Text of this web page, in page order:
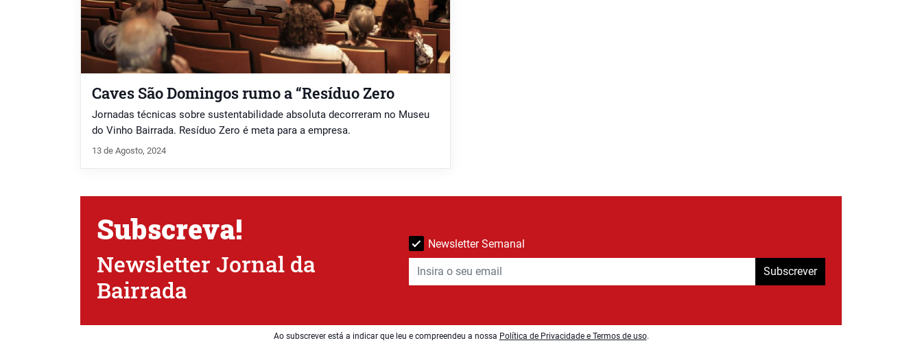
Caves São Domingos rumo a “Resíduo Zero
Jornadas técnicas sobre sustentabilidade absoluta decorreram no Museu
do Vinho Bairrada. Resíduo Zero é meta para a empresa.
13 de Agosto, 2024
Subscreva!
Newsletter Jornal da
Bairrada
Newsletter Semanal
Subscrever
Ao subscrever está a indicar que leu e compreendeu a nossa Política de Privacidade e Termos de uso.